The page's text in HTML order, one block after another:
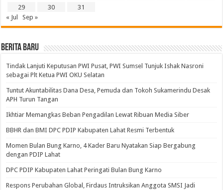
29
30
31
« Jul
Sep »
BERITA BARU
Tindak Lanjuti Keputusan PWI Pusat, PWI Sumsel Tunjuk Ishak Nasroni
sebagai Plt Ketua PWI OKU Selatan
Tuntut Akuntabilitas Dana Desa, Pemuda dan Tokoh Sukamerindu Desak
APH Turun Tangan
Ikhtiar Memangkas Beban Pengadilan Lewat Ribuan Media Siber
BBHR dan BMI DPC PDIP Kabupaten Lahat Resmi Terbentuk
Momen Bulan Bung Karno, 4 Kader Baru Nyatakan Siap Bergabung
dengan PDIP Lahat
DPC PDIP Kabupaten Lahat Peringati Bulan Bung Karno
Respons Perubahan Global, Firdaus Intruksikan Anggota SMSI Jadi